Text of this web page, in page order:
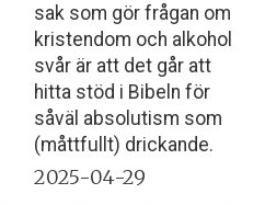
sak som gör frågan om
kristendom och alkohol
svår är att det går att
hitta stöd i Bibeln för
såväl absolutism som
(måttfullt) drickande.
2025-04-29